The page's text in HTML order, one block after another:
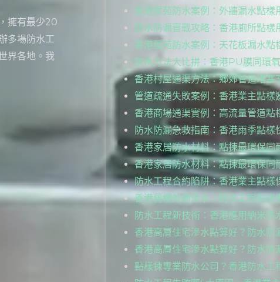
擁有最少20
多場防水工
界各地。我
香港屋苑防水案例：外牆漏水點樣
防水防漏實戰攻略：香港廁所點樣
香港屋苑防水案例：天花板漏水點
防水方法大比拼：香港PU膜同環
香港村屋通渠方法：鄉郊管道堵塞
管道疏通失敗案例：香港業主點樣
香港商場通渠實例：高流量管道點
防水防漏急救指南：香港雨季點樣
香港家居防水材料：點揀最環保同
香港家居防水材料：點揀最環保同
防水工程合約陷阱：香港業主點樣
香港舊樓外牆滲水：防水工程點樣
防水工程新技術：香港應用納米防
香港高層住宅滲水點算好？防水防
香港高層住宅滲水點算好？防水防
點樣揀專業防水公司？香港防水工